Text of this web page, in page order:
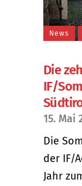
News
Die
IF/
15. Mai
Die
der IF/
Jahr